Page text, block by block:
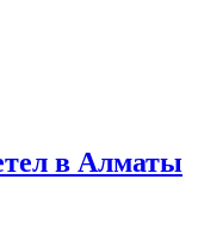
в Алматы